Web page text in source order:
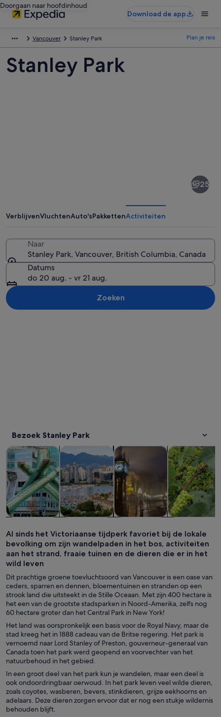
Doorgaan naar hoofdinhoud
Download de app
Vancouver Stanley Park Plan je reis
Stanley Park
Een stel zittend op een bankje met
25
VerblijvenVluchtenAuto'sPakkettenActiviteiten
Naar
Stanley Park, Vancouver, British Columbia, Canada
Datums
do 20 aug. - vr 21 aug.
Zoeken
Bezoek Stanley Park
daguitstapjes
Tours & daguitstapjesOpent een nieuwe tab
gepersonaliseerde
tours
Privé- & gepersonaliseerde toursOpent een
& cultuur
Geschiedenis & cultuurOpent
& uitgaan
Eten, drinken
Al sinds het Victoriaanse tijdperk favoriet bij de lokale
bevolking om zijn wandelpaden in het bos, activiteiten
aan het strand, fraaie tuinen en de dieren die er in het
wild leven
Dit prachtige groene toevluchtsoord van Vancouver is een oase van
ceders, sparren en dennen, bloementuinen en stranden op een
strook land die uitsteekt in de Stille Oceaan. Met zijn 400 hectare is
het een van de grootste stadsparken in Noord-Amerika, zelfs nog
60 hectare groter dan het Central Park in New York!
Het land was oorspronkelijk een basis voor de Royal Navy, maar de
stad kreeg het in 1888 cadeau van de Britse regering. Het park is
vernoemd naar Lord Stanley of Preston, gouverneur-generaal van
Canada toen het park werd geopend en voorvechter van het
natuurbehoud in het gebied.
In een groot deel van het park kun je wandelen, maar een deel is
ook ondoordringbaar oerwoud. In het park leven veel wilde dieren,
zoals coyotes, wasberen, bevers, stinkdieren, grijze eekhoorns en
adelaars. Deze dieren zorgen ervoor dat er nog een stukje wildernis
behouden blijft.